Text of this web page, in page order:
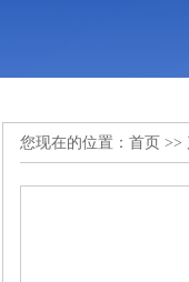
您现在的位置： 首页 >>